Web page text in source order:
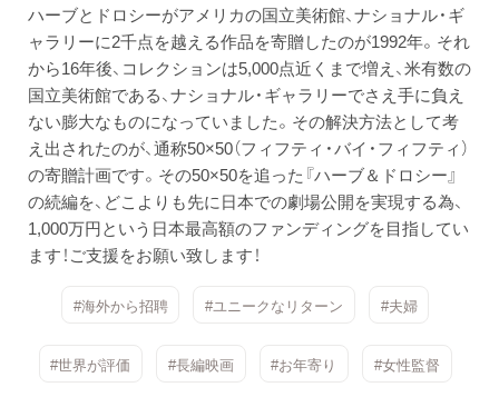
ハーブとドロシーがアメリカの国立美術館、ナショナル・ギ
ャラリーに2千点を越える作品を寄贈したのが1992年。それ
から16年後、コレクションは5,000点近くまで増え、米有数の
国立美術館である、ナショナル・ギャラリーでさえ手に負え
ない膨大なものになっていました。その解決方法として考
え出されたのが、通称50×50（フィフティ・バイ・フィフティ）
の寄贈計画です。その50×50を追った『ハーブ＆ドロシー』
の続編を、どこよりも先に日本での劇場公開を実現する為、
1,000万円という日本最高額のファンディングを目指してい
ます！ご支援をお願い致します！
#海外から招聘 #ユニークなリターン #夫婦
#世界が評価 #長編映画 #お年寄り #女性監督